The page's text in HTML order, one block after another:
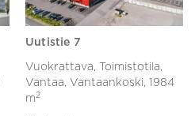
Uutistie 7
Vuokrattava, Toimistotila,
Vantaa, Vantaankoski, 1984
m 2